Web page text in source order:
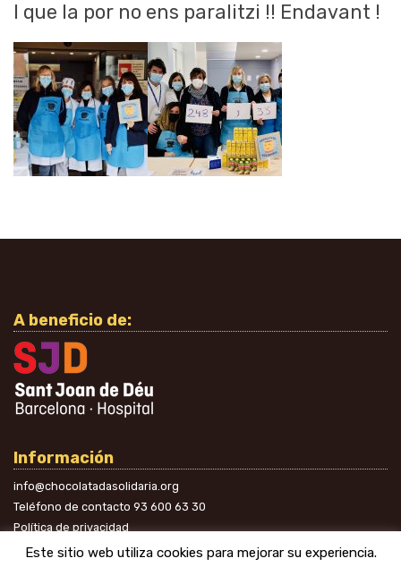
I que la por no ens paralitzi !! Endavant !
A beneficio de:
Información
info@chocolatadasolidaria.org
Teléfono de contacto 93 600 63 30
Política de privacidad
En las redes
Este sitio web utiliza cookies para mejorar su experiencia.